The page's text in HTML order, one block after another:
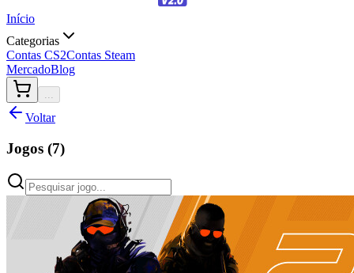
Início
Categorias
Contas CS2Contas Steam
MercadoBlog
...
Voltar
Jogos (7)